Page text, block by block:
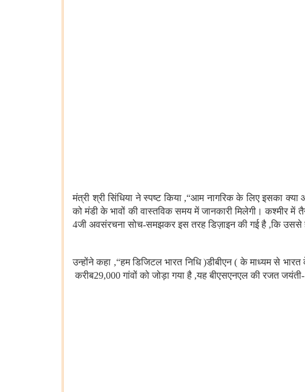
मंत्री श्री सिंधिया ने स्पष्ट किया,“आम नागरिक के लिए इसका क्या
को मंडी के भावों की वास्तविक समय में जानकारी मिलेगी। कश्मीर
4जी अवसंरचना सोच-समझकर इस तरह डिज़ाइन की गई है ,कि उससे
उन्होंने कहा ,“हम डिजिटल भारत निधि(डीबीएन) के माध्यम से भारत
करीब29,000गांवों को जोड़ा गया है ,यह बीएसएनएल की रजत जयंती-